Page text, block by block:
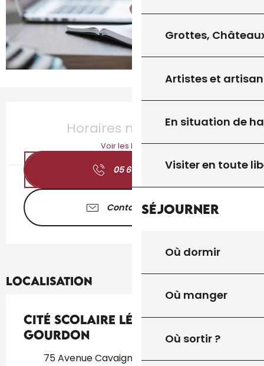
Grottes,
Artistes et
En situation de
Visiter en toute
Séjourner
Où dormir
Où manger
Où sortir ?
Horaires non définis
Voir les horaires
05 65 41 15 ▒▒
Contactez-nous
Localisation
Cité Scolaire Léo Ferré de
Gourdon
75 Avenue Cavaignac, 46300 Gourdon